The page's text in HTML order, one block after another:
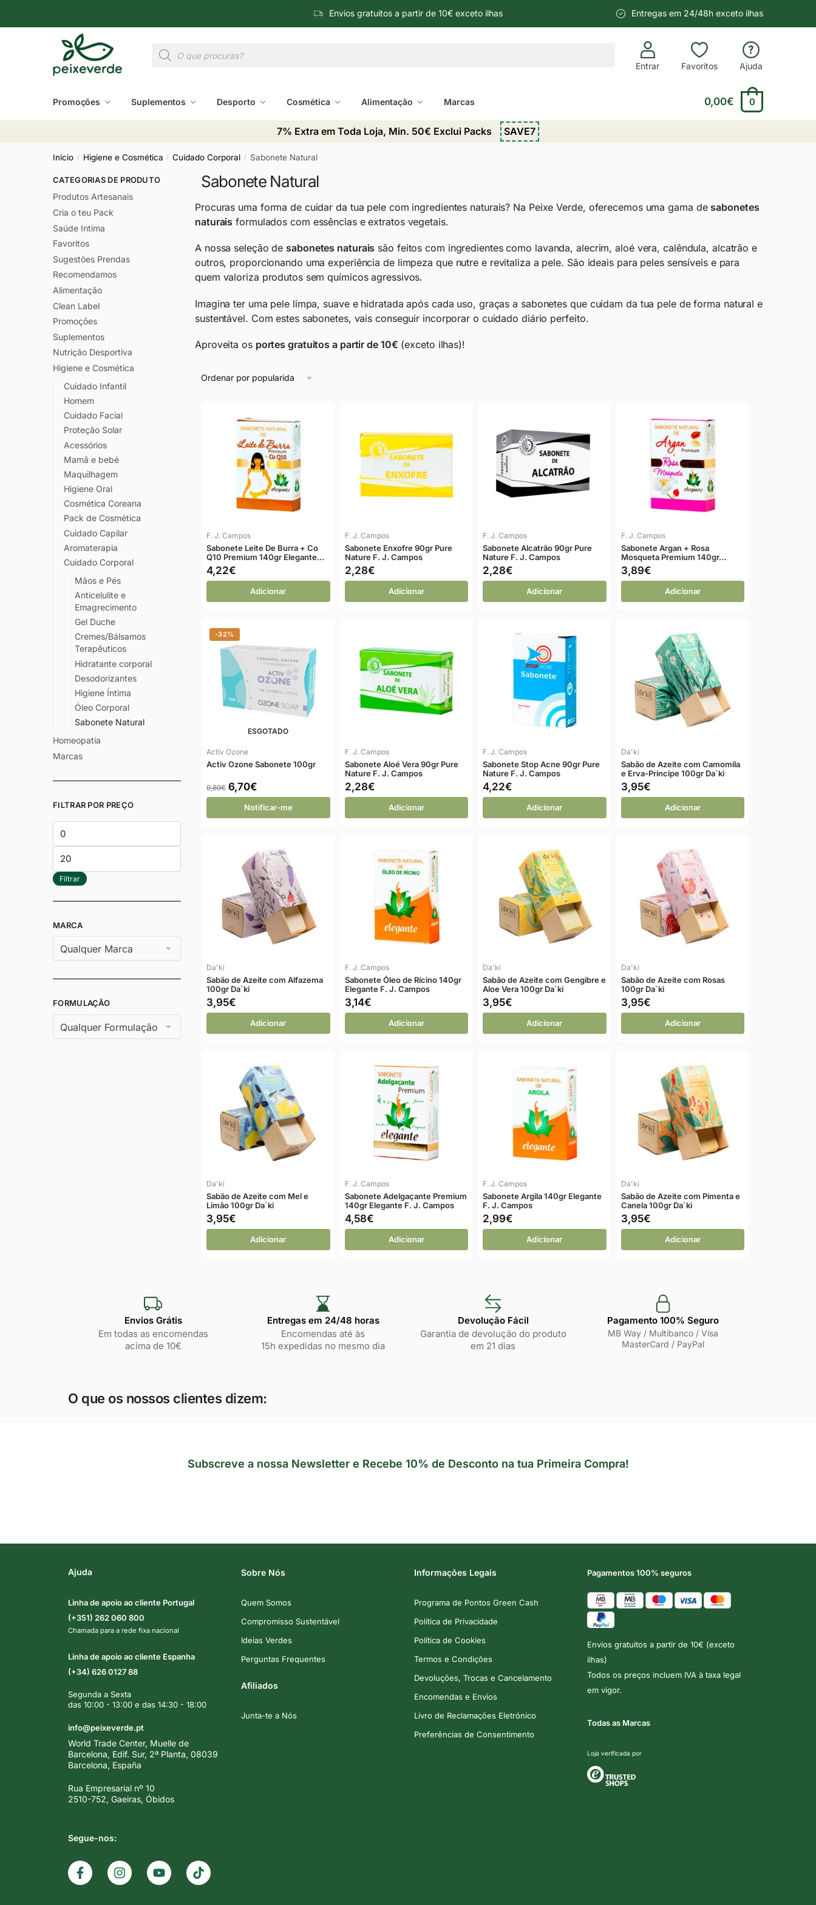
Envios gratuitos a partir de 10€ exceto ilhas Entregas em 24/48h exceto ilhas
Entrar Favoritos Ajuda
Promoções Suplementos Desporto Cosmética Alimentação Marcas 0,00€ 0
7% Extra em Toda Loja, Min. 50€ Exclui Packs SAVE7
Início / Higiene e Cosmética / Cuidado Corporal / Sabonete Natural
Sabonete Natural
Procuras uma forma de cuidar da tua pele com ingredientes naturais? Na Peixe Verde, oferecemos uma gama de sabonetes
naturais formulados com essências e extratos vegetais.
A nossa seleção de sabonetes naturais são feitos com ingredientes como lavanda, alecrim, aloé vera, calêndula, alcatrão e
outros, proporcionando uma experiência de limpeza que nutre e revitaliza a pele. São ideais para peles sensíveis e para
quem valoriza produtos sem químicos agressivos.
Imagina ter uma pele limpa, suave e hidratada após cada uso, graças a sabonetes que cuidam da tua pele de forma natural e
sustentável. Com estes sabonetes, vais conseguir incorporar o cuidado diário perfeito.
Aproveita os portes gratuitos a partir de 10€ (exceto ilhas)!
F. J. Campos
Sabonete Leite De Burra + Co
Q10 Premium 140gr Elegante…
4,22€
Adicionar
F. J. Campos
Sabonete Enxofre 90gr Pure
Nature F. J. Campos
2,28€
Adicionar
F. J. Campos
Sabonete Alcatrão 90gr Pure
Nature F. J. Campos
2,28€
Adicionar
F. J. Campos
Sabonete Argan + Rosa
Mosqueta Premium 140gr…
3,89€
Adicionar
-32%
ESGOTADO
Activ Ozone
Activ Ozone Sabonete 100gr
9,89€ 6,70€
Notificar-me
F. J. Campos
Sabonete Aloé Vera 90gr Pure
Nature F. J. Campos
2,28€
Adicionar
F. J. Campos
Sabonete Stop Acne 90gr Pure
Nature F. J. Campos
4,22€
Adicionar
Da'ki
Sabão de Azeite com Camomila
e Erva-Príncipe 100gr Da´ki
3,95€
Adicionar
Da'ki
Sabão de Azeite com Alfazema
100gr Da´ki
3,95€
Adicionar
F. J. Campos
Sabonete Óleo de Rícino 140gr
Elegante F. J. Campos
3,14€
Adicionar
Da'ki
Sabão de Azeite com Gengibre e
Aloe Vera 100gr Da´ki
3,95€
Adicionar
Da'ki
Sabão de Azeite com Rosas
100gr Da´ki
3,95€
Adicionar
Da'ki
Sabão de Azeite com Mel e
Limão 100gr Da´ki
3,95€
Adicionar
F. J. Campos
Sabonete Adelgaçante Premium
140gr Elegante F. J. Campos
4,58€
Adicionar
F. J. Campos
Sabonete Argila 140gr Elegante
F. J. Campos
2,99€
Adicionar
Da'ki
Sabão de Azeite com Pimenta e
Canela 100gr Da´ki
3,95€
Adicionar
CATEGORIAS DE PRODUTO
Produtos Artesanais
Cria o teu Pack
Saúde Intima
Favoritos
Sugestões Prendas
Recomendamos
Alimentação
Clean Label
Promoções
Suplementos
Nutrição Desportiva
Higiene e Cosmética
Cuidado Infantil
Homem
Cuidado Facial
Proteção Solar
Acessórios
Mamã e bebé
Maquilhagem
Higiene Oral
Cosmética Coreana
Pack de Cosmética
Cuidado Capilar
Aromaterapia
Cuidado Corporal
Mãos e Pés
Anticelulite e
Emagrecimento
Gel Duche
Cremes/Bálsamos
Terapêuticos
Hidratante corporal
Desodorizantes
Higiene Íntima
Óleo Corporal
Sabonete Natural
Homeopatia
Marcas
FILTRAR POR PREÇO
Filtrar
MARCA
FORMULAÇÃO
Envios Grátis
Em todas as encomendas
acima de 10€
Entregas em 24/48 horas​
Encomendas até às
15h expedidas no mesmo dia
Devolução Fácil
Garantia de devolução do produto
em 21 dias
Pagamento 100% Seguro
MB Way / Multibanco / Visa
MasterCard / PayPal
O que os nossos clientes dizem:
Subscreve a nossa Newsletter e Recebe 10% de Desconto na tua Primeira Compra!
Ajuda
Linha de apoio ao cliente Portugal
(+351) 262 060 800
Chamada para a rede fixa nacional
Linha de apoio ao cliente Espanha
(+34) 626 0127 88
Segunda a Sexta
das 10:00 - 13:00 e das 14:30 - 18:00
info@peixeverde.pt
World Trade Center, Muelle de
Barcelona, Edif. Sur, 2ª Planta, 08039
Barcelona, España
Rua Empresarial nº 10
2510-752, Gaeiras, Óbidos
Segue-nos:
Sobre Nós
Quem Somos
Compromisso Sustentável
Ideias Verdes
Perguntas Frequentes
Afiliados
Junta-te a Nós
Informações Legais
Programa de Pontos Green Cash
Política de Privacidade
Política de Cookies
Termos e Condições
Devoluções, Trocas e Cancelamento
Encomendas e Envios
Livro de Reclamações Eletrónico
Preferências de Consentimento
Pagamentos 100% seguros
Envios gratuitos a partir de 10€ (exceto
ilhas)
Todos os preços incluem IVA à taxa legal
em vigor.
Todas as Marcas
Loja verificada por